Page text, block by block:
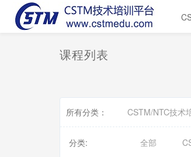
课程列表
所有分类： CSTM/NTC技术
分类: 全部